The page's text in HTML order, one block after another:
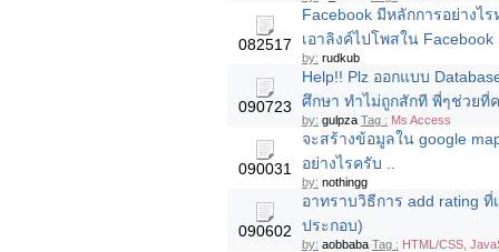
082517
Facebook มีหลักการอย่างไ
เอาลิงค์ไปโพสใน Facebook
by: rudkub
090723
Help!! Plz ออกแบบ
ศึกษา ทำไม่ถูกสักที พี่ๆช่วยที่
by: gulpza Tag : Ms Access
090031
จะสร้างข้อมูลใน google
อย่างไรครับ ..
by: nothingg
090602
อาทราบวิธีการ add rating
ประกอบ)
by: aobbaba Tag : HTML/CSS,